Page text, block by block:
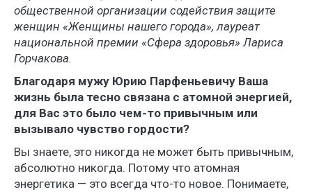
общественной организации содействия защите
женщин «Женщины нашего города», лауреат
национальной премии «Сфера здоровья»Лариса
Горчакова.
Благодаря мужу Юрию Парфеньевичу Ваша
жизнь была тесно связана с атомной энергией,
для Вас это было чем-то привычным или
вызывало чувство гордости?
Вы знаете, это никогда не может быть привычным,
абсолютно никогда. Потому что атомная
энергетика — это всегда что-то новое. Понимаете,